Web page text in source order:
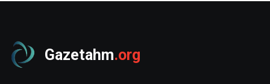
Gazetahm.org